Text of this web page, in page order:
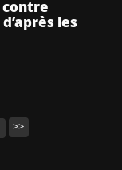
contre
les
>>